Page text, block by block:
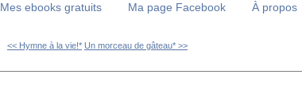
Mes ebooks gratuits Ma page Facebook À propos
<< Hymne à la vie!* Un morceau de gâteau* >>